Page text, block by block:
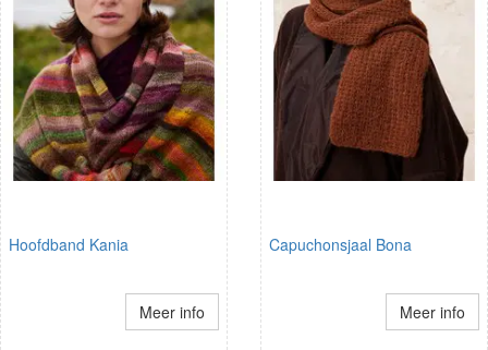
Hoofdband Kania
Meer info
Capuchonsjaal Bona
Meer info